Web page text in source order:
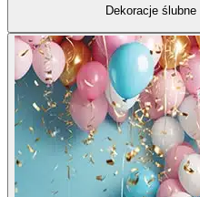
Dekoracje ślubne